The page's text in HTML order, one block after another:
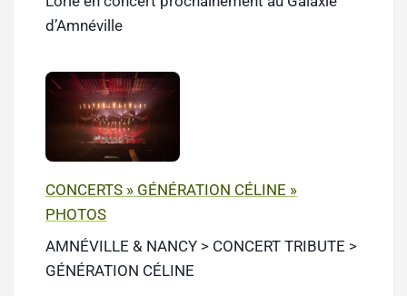
d’Amnéville
CONCERTS » GÉNÉRATION CÉLINE »
PHOTOS
AMNÉVILLE & NANCY > CONCERT TRIBUTE >
GÉNÉRATION CÉLINE